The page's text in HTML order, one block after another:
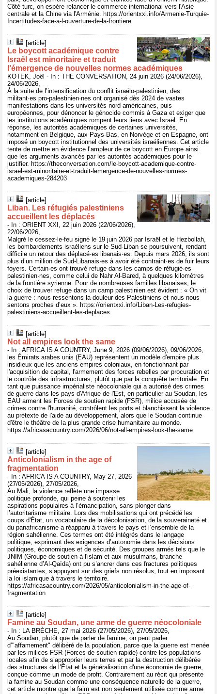
Côté turc, on espère relancer le commerce international vers l'Asie
centrale et la Chine via l'Arménie. https://orientxxi.info/Armenie-Turquie-
Incertitudes-face-a-l-ouverture-de-la-frontiere
[article]
Le boycott académique contre
Israël est minoritaire et traduit
l’émergence de nouvelles normes académiques
KOTEK, Joël - In : THE CONVERSATION, 24 juin 2026 (24/06/2026),
24/06/2026,
À la suite de l’intensification du conflit israélo-palestinien, des
militant·es pro-palestinien·nes ont organisé dès 2024 de vastes
manifestations dans les universités nord-américaines, puis
européennes, pour dénoncer le génocide commis à Gaza et exiger que
les institutions académiques rompent leurs liens avec Israël. En
réponse, les autorités académiques de certaines universités,
notamment en Belgique, aux Pays-Bas, en Norvège et en Espagne, ont
imposé un boycott institutionnel des universités israéliennes. Cet article
tente de mettre en évidence l’ampleur de ce boycott en Europe ainsi
que les arguments avancés par les autorités académiques pour le
justifier. https://theconversation.com/le-boycott-academique-contre-
israel-est-minoritaire-et-traduit-lemergence-de-nouvelles-normes-
academiques-284203
[article]
Liban. Les réfugiés palestiniens
accueillent les déplacés
- In : ORIENT XXI, 22 juin 2026 (22/06/2026),
22/06/2026,
Malgré le cessez-le-feu signé le 19 juin 2026 par Israël et le Hezbollah,
les bombardements israéliens sur le Sud-Liban se poursuivent, rendant
difficile un retour des déplacé·es libanais·es. Depuis mars 2026, ils sont
plus d’un million de Sud-Libanais·es à avoir été contraint·es de fuir leurs
foyers. Certain·es ont trouvé refuge dans les camps de réfugié·es
palestinien·nes, comme celui de Nahr Al-Bared, à quelques kilomètres
de la frontière syrienne. Pour de nombreuses familles libanaises, le
choix de trouver refuge dans un camp palestinien est évident : « On vit
la guerre : nous ressentons la douleur des Palestiniens et nous nous
sentons proches d’eux ». https://orientxxi.info/Liban-Les-refugies-
palestiniens-accueillent-les-deplaces
[article]
Not all empires look the same
- In : AFRICA IS A COUNTRY, June 9, 2026 (09/06/2026), 09/06/2026,
les Émirats arabes unis (EAU) représentent un modèle d'empire plus
insidieux que les anciens empires coloniaux, en fonctionnant par
l'acquisition de capital, l'armement des forces rebelles par procuration et
le contrôle des infrastructures, plutôt que par la conquête territoriale. En
tant que puissance impérialiste néocoloniale qui a autorisé des crimes
de guerre dans les pays d'Afrique de l'Est, en particulier au Soudan, les
EAU arment les Forces de soutien rapide (FSR), milice accusée de
crimes contre l'humanité, contrôlent les ports et blanchissent la violence
au prétexte de l'aide au développement, alors que le Soudan continue
d'être le théâtre de la plus grande crise humanitaire au monde.
https://africasacountry.com/2026/06/not-all-empires-look-the-same
[article]
Anticolonialism in the age of
fragmentation
- In : AFRICA IS A COUNTRY, May 27, 2026
(27/05/2026), 27/05/2026,
Au Mali, la violence reflète une impasse
politique profonde, qui peine à soutenir les
aspirations populaires à l’émancipation, sans plonger dans
l’autoritarisme militaire. Lors des mobilisations qui ont précédé les
coups d'État, un vocabulaire de la décolonisation, de la souveraineté et
du panafricanisme a réapparu à travers le pays et l’ensemble de la
région sahélienne. Ces termes ont été intégrés dans le langage
politique, exprimant des exigences d’autonomie dans les décisions
politiques, économiques et de sécurité. Des groupes armés tels que le
JNIM (Groupe de soutien à l'islam et aux musulmans, branche
sahélienne d’Al-Qaïda) ont pu s’ancrer dans ces fractures politiques
préexistantes, s’appuyant sur des griefs non résolus, tout en imposant
la loi islamique à travers le territoire.
https://africasacountry.com/2026/05/anticolonialism-in-the-age-of-
fragmentation
[article]
Famine au Soudan, une arme de guerre néocoloniale
- In : LA BRÈCHE, 27 mai 2026 (27/05/2026), 27/05/2026,
Au Soudan, plutôt que de parler de famine, on peut parler
d’"affamement" délibéré de la population, parce que la guerre est menée
par les milices FSR (Forces de soutien rapide) contre les populations
locales afin de s’approprier leurs terres et par la destruction délibérée
des structures de l’État et la généralisation d'une économie de guerre,
conçue comme un mode de profit. Contrairement au récit qui présente
la famine au Soudan comme une conséquence naturelle de la guerre,
cet article montre que la faim est non seulement utilisée comme arme